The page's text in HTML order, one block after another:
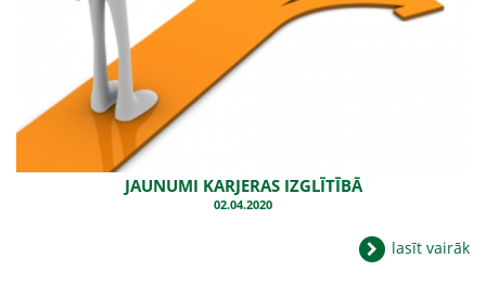
JAUNUMI KARJERAS IZGLĪTĪBĀ
02.04.2020
lasīt vairāk